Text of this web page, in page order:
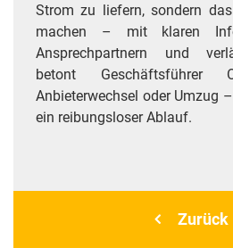
Strom zu liefern, sondern
machen – mit klaren
Ansprechpartnern und
betont
Anbieterwechsel oder Umzug
ein reibungsloser Ablauf.
Zurück